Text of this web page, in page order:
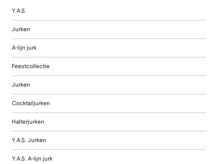
Y.A.S.
Jurken
A-lijn jurk
Feestcollectie
Jurken
Cocktailjurken
Halterjurken
Y.A.S. Jurken
Y.A.S. A-lijn jurk